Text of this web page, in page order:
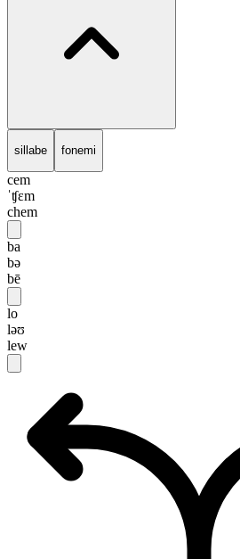
sillabe fonemi
cem
ˈʧɛm
chem
ba
bə
bē
lo
ləʊ
lew